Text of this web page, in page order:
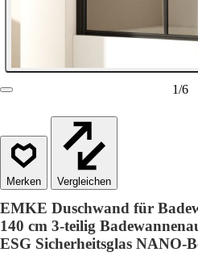
1/6
Vergleichen
EMKE Duschwand für
140 cm 3-teilig
ESG Sicherheitsglas NANO-